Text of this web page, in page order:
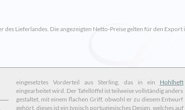
Lieferlandes. Die angezeigten Netto-Preise gelten für den
eingesetztes Vorderteil aus Sterling, das in ein Hohlheft
eingearbeitet wird. Der Tafellöffel ist teilweise vollständig anders
gestaltet, mit einem flachen Griff, obwohl er zu diesem Entwurf
gehört, dieses ist ein typisch portugiesisches Design, welches auf